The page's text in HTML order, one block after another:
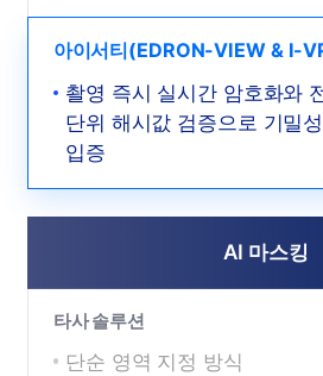
아이서티(EDRON-VIEW & I-
촬영 즉시 실시간 암호화와
단위 해시값 검증으로 기밀성
입증
타사 솔루션
단순 영역 지정 방식
AI 마스킹